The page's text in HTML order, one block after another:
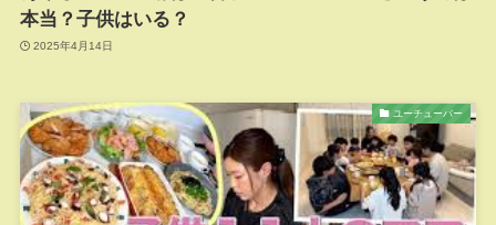
本当？子供はいる？
2025年4月14日
ユーチューバー